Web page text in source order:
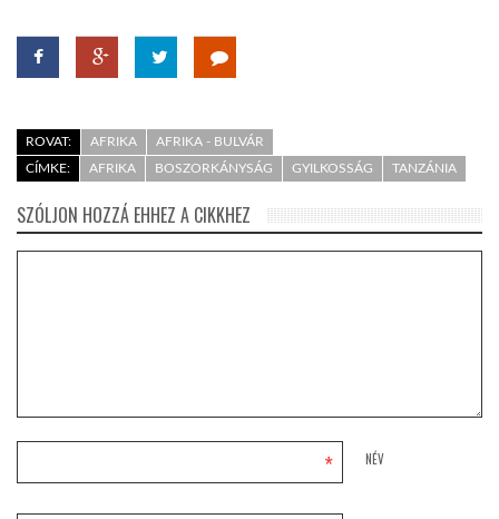
ROVAT: AFRIKA
AFRIKA - BULVÁR
CÍMKE:
AFRIKA BOSZORKÁNYSÁG GYILKOSSÁG TANZÁNIA
SZÓLJON HOZZÁ EHHEZ A CIKKHEZ
NÉV
*